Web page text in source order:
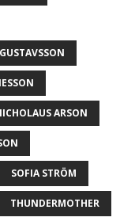
ARSON
SOFIA STRÖM
THUNDERMOTHER